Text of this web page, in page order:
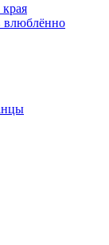
влюблённо